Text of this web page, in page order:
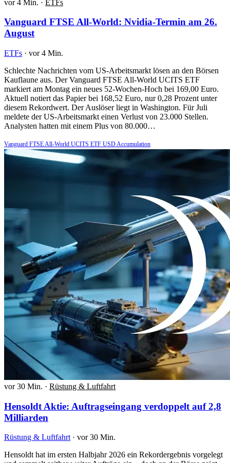
vor 4 Min. · ETFs
Vanguard FTSE All-World: Nvidia-Termin am 26.
August
ETFs · vor 4 Min.
Schlechte Nachrichten vom US-Arbeitsmarkt lösen an den Börsen
Kauflaune aus. Der Vanguard FTSE All-World UCITS ETF
markiert am Montag ein neues 52-Wochen-Hoch bei 169,00 Euro.
Aktuell notiert das Papier bei 168,52 Euro, nur 0,28 Prozent unter
diesem Rekordwert. Der Auslöser liegt in Washington. Für Juli
meldete der US-Arbeitsmarkt einen Verlust von 23.000 Stellen.
Analysten hatten mit einem Plus von 80.000…
Vanguard FTSE All-World UCITS ETF USD Accumulation
vor 30 Min. · Rüstung & Luftfahrt
Hensoldt Aktie: Auftragseingang verdoppelt auf 2,8
Milliarden
Rüstung & Luftfahrt · vor 30 Min.
Hensoldt hat im ersten Halbjahr 2026 ein Rekordergebnis vorgelegt